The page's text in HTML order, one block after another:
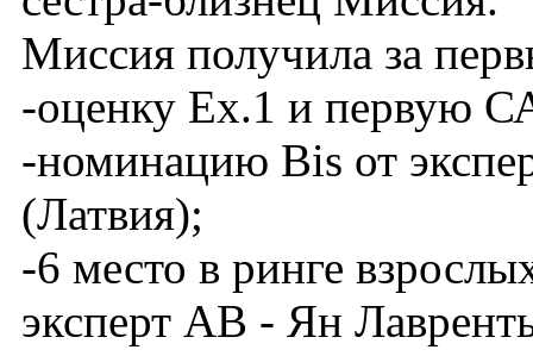
Миссия получила за
-оценку Ex.1 и первую
-номинацию Bis от
(Латвия);
-6 место в ринге
эксперт АВ - Ян